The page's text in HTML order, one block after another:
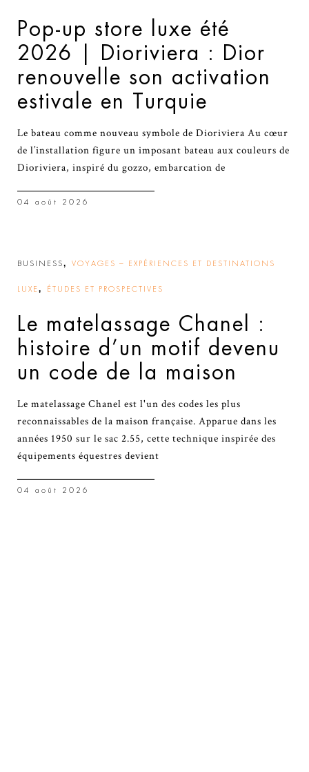
Pop-up store luxe été
2026 | Dioriviera : Dior
renouvelle son activation
estivale en Turquie
Le bateau comme nouveau symbole de Dioriviera Au cœur
de l’installation figure un imposant bateau aux couleurs de
Dioriviera, inspiré du gozzo, embarcation de
04 août 2026
BUSINESS, VOYAGES – EXPÉRIENCES ET DESTINATIONS
LUXE , ÉTUDES ET PROSPECTIVES
Le matelassage Chanel :
histoire d’un motif devenu
un code de la maison
Le matelassage Chanel est l'un des codes les plus
reconnaissables de la maison française. Apparue dans les
années 1950 sur le sac 2.55, cette technique inspirée des
équipements équestres devient
04 août 2026